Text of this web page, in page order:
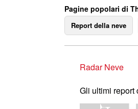
Pagine popolari di
Report della neve
Radar Neve
Gli ultimi report